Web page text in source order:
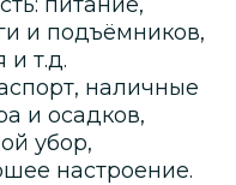
и подъёмников,
и т.д.
наличные
и осадков,
убор,
настроение.